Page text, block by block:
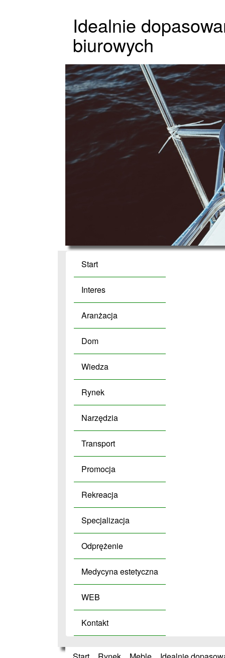
Idealnie
biurowych
Start
Interes
Aranżacja
Dom
Wiedza
Rynek
Narzędzia
Transport
Promocja
Rekreacja
Specjalizacja
Odprężenie
Medycyna estetyczna
WEB
Kontakt